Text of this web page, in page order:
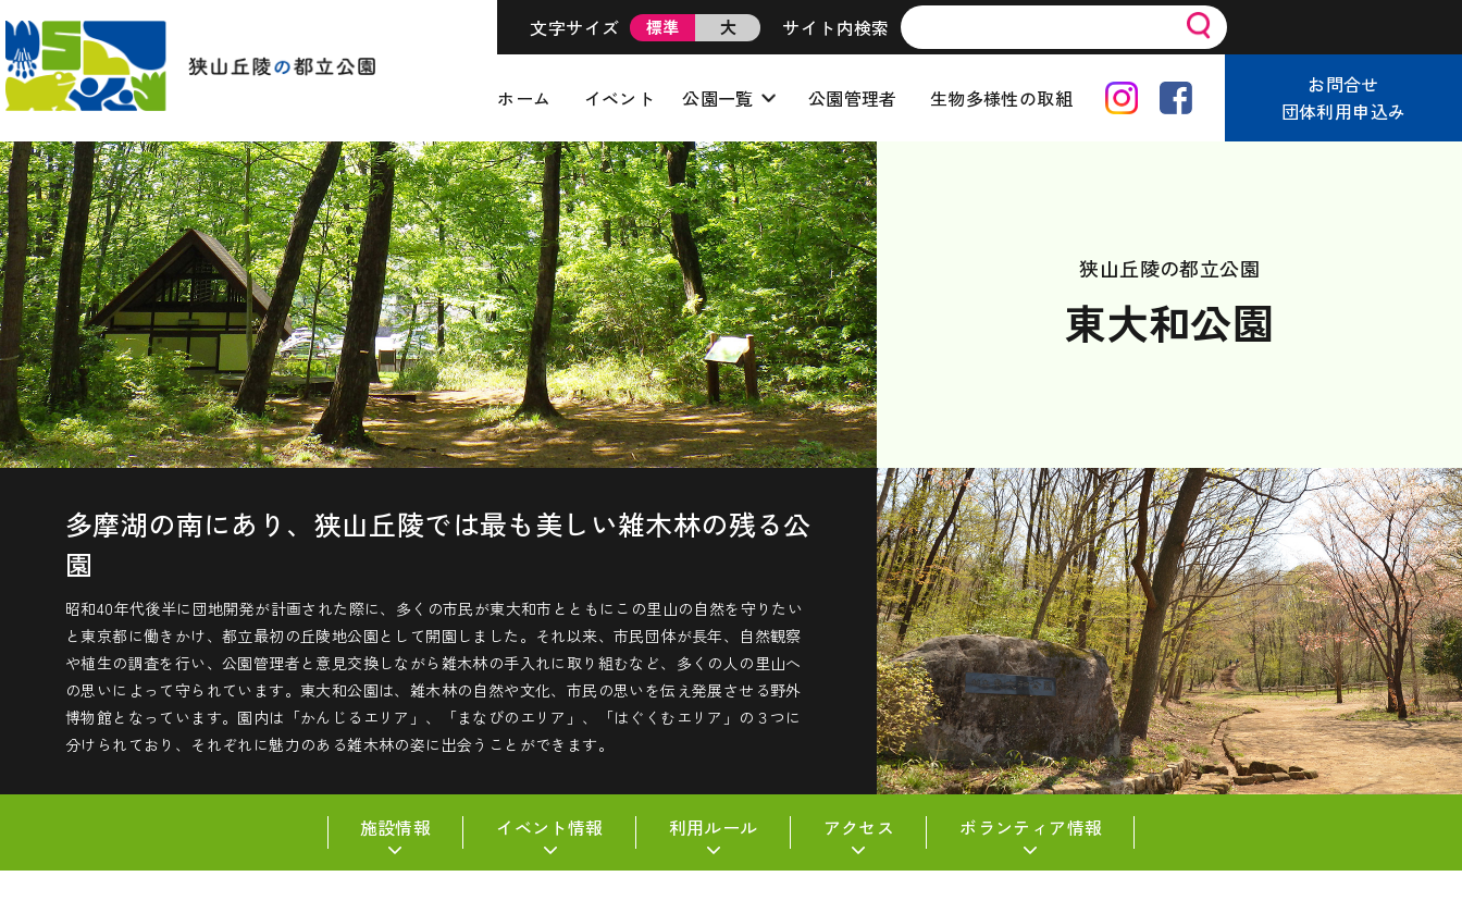
文字サイズ 標準 大 サイト内検索
ホーム イベント 公園一覧 公園管理者 生物多様性の取組
お問合せ
団体利用申込み
狭山丘陵の都立公園
東大和公園
多摩湖の南にあり、狭山丘陵では最も美しい雑木林の残る公
園
昭和40年代後半に団地開発が計画された際に、多くの市民が東大和市とともにこの里山の自然を守りたい
と東京都に働きかけ、都立最初の丘陵地公園として開園しました。それ以来、市民団体が長年、自然観察
や植生の調査を行い、公園管理者と意見交換しながら雑木林の手入れに取り組むなど、多くの人の里山へ
の思いによって守られています。東大和公園は、雑木林の自然や文化、市民の思いを伝え発展させる野外
博物館となっています。園内は「かんじるエリア」、「まなびのエリア」、「はぐくむエリア」の３つに
分けられており、それぞれに魅力のある雑木林の姿に出会うことができます。
施設情報 イベント情報 利用ルール アクセス ボランティア情報